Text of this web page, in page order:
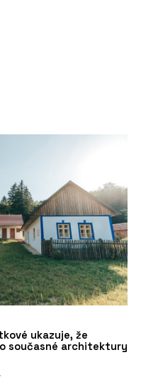
ukazuje, že
současné architektury